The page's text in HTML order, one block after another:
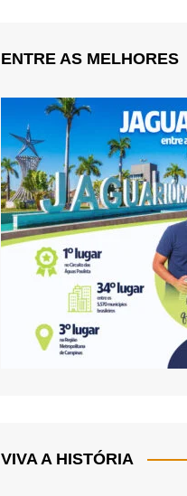
ENTRE AS MELHORES
VIVA A HISTÓRIA